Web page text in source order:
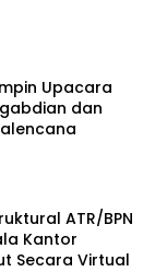
Upacara
dan
ATR/BPN
Kantor
Secara Virtual